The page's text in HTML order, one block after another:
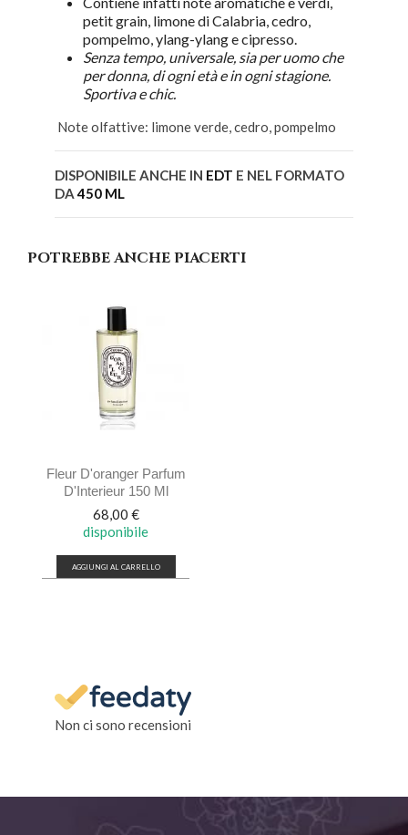
petit grain, limone di Calabria, cedro,
pompelmo, ylang-ylang e cipresso.
Senza tempo, universale, sia per uomo che
per donna, di ogni età e in ogni stagione.
Sportiva e chic.
Note olfattive: limone verde, cedro, pompelmo
DISPONIBILE ANCHE IN EDT E NEL FORMATO
DA450 ML
POTREBBE ANCHE PIACERTI
Fleur D'oranger Parfum
D'Interieur 150 Ml
Prezzo
68,00 €
disponibile
AGGIUNGI AL CARRELLO
Non ci sono recensioni